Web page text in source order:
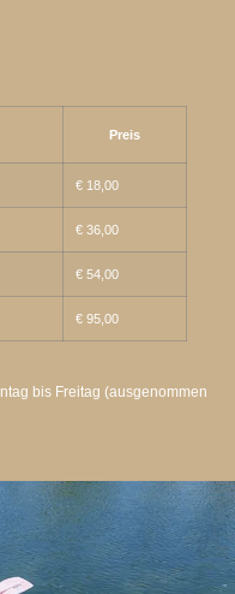
Preis
€ 18,00
€ 36,00
€ 54,00
€ 95,00
bis Freitag (ausgenommen